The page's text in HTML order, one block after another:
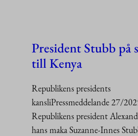
till
Tanzania
President Stubb på
till Kenya
Republikens presidents
kansliPressmeddelande 27/
Republikens president
hans maka Suzanne-Innes